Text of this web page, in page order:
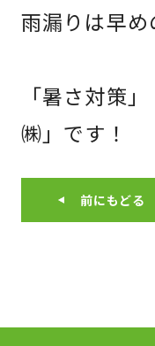
雨漏りは早め
「暑さ対策
㈱」です！
前にもどる